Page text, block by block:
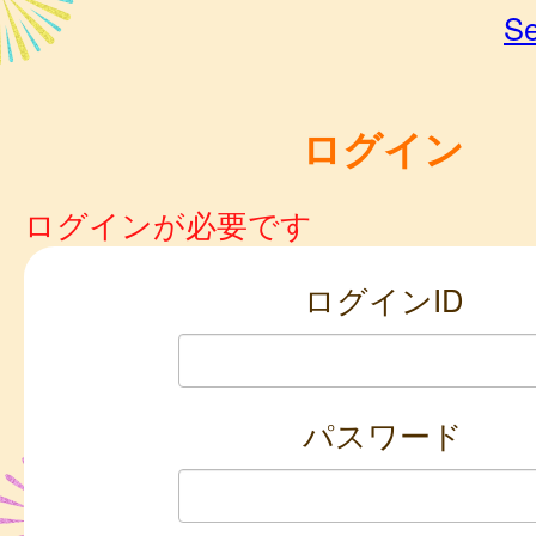
ログイン
ログインが必要です
ログインID
パスワード